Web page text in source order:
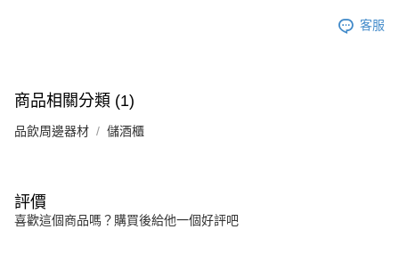
客服
商品相關分類 (1)
品飲周邊器材 儲酒櫃
評價
喜歡這個商品嗎？購買後給他一個好評吧